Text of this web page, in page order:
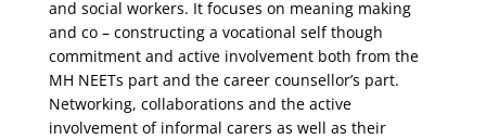
and social workers. It focuses on meaning making
and co – constructing a vocational self though
commitment and active involvement both from the
MH NEETs part and the career counsellor’s part.
Networking, collaborations and the active
involvement of informal carers as well as their